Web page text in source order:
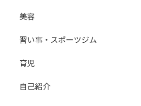
美容
習い事・スポーツジム
育児
自己紹介